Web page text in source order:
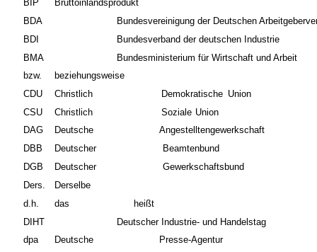
BIP
Bruttoinlandsprodukt
BDA
Bundesvereinigung der Deutschen
BDI
Bundesverband der deutschen Industrie
BMA
Bundesministerium für Wirtschaft und Arbeit
bzw.
beziehungsweise
CDU
Christlich Demokratische Union
CSU
Christlich Soziale Union
DAG
Deutsche
Angestelltengewerkschaft
DBB
Deutscher
Beamtenbund
DGB
Deutscher
Gewerkschaftsbund
Ders.
Derselbe
d.h.
das
heißt
DIHT
Deutscher Industrie- und Handelstag
dpa
Deutsche Presse-Agentur